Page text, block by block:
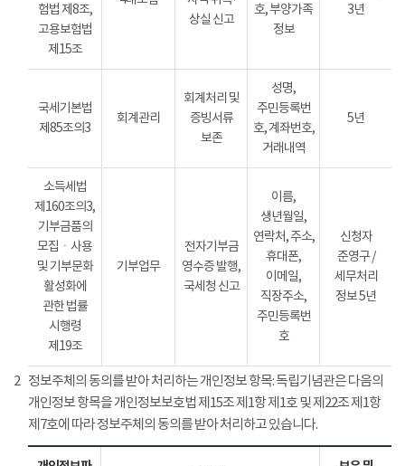
험법 제8조,
고용보험법
제15조
상실 신고
호, 부양가족
정보
3년
국세기본법
제85조의3
회계관리
회계처리 및
증빙서류
보존
성명,
주민등록번
호, 계좌번호,
거래내역
5년
소득세법
제160조의3,
기부금품의
모집ㆍ사용
및 기부문화
활성화에
관한 법률
시행령
제19조
기부업무
전자기부금
영수증 발행,
국세청 신고
이름,
생년월일,
연락처, 주소,
휴대폰,
이메일,
직장주소,
주민등록번
호
신청자
준영구 /
세무처리
정보 5년
2 정보주체의 동의를 받아 처리하는 개인정보 항목: 독립기념관은 다음의
개인정보 항목을 개인정보보호법 제15조 제1항 제1호 및 제22조 제1항
제7호에 따라 정보주체의 동의를 받아 처리하고 있습니다.